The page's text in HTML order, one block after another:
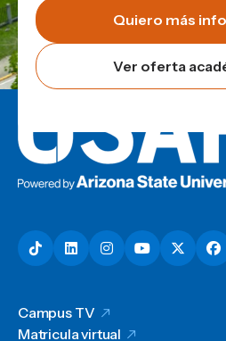
Quiero más
Ver oferta
Campus TV
Matricula virtual